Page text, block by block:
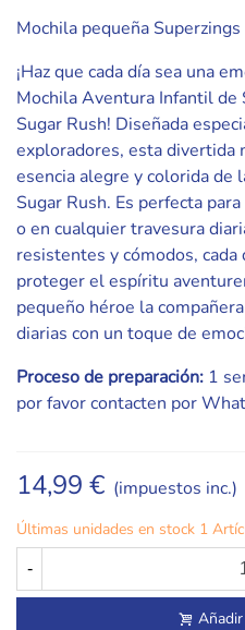
Mochila pequeña
¡Haz que cada día sea una
Mochila Aventura Infantil de
Sugar Rush! Diseñada
exploradores, esta divertida
esencia alegre y colorida de
Sugar Rush. Es perfecta
o en cualquier travesura
resistentes y cómodos,
proteger el espíritu
pequeño héroe la
diarias con un toque de
Proceso de preparación: 1
por favor contacten por
14,99 € (impuestos inc.)
Últimas unidades en stock 1
-